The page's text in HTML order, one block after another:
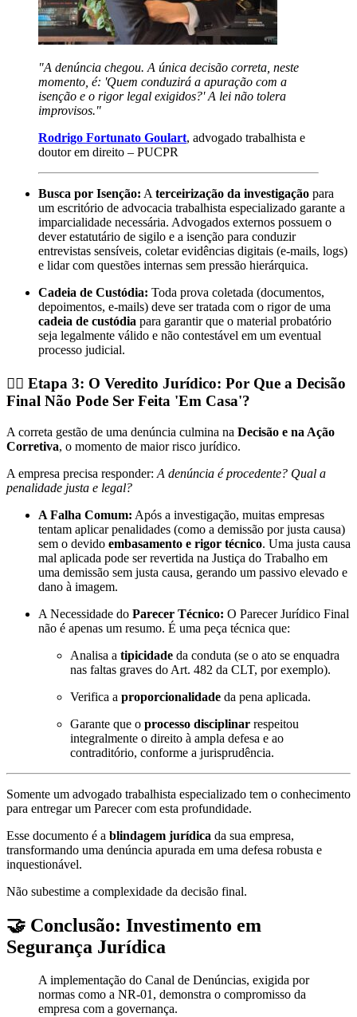
"A denúncia chegou. A única decisão correta, neste
momento, é: 'Quem conduzirá a apuração com a
isenção e o rigor legal exigidos?' A lei não tolera
improvisos."
Rodrigo Fortunato Goulart, advogado trabalhista e
doutor em direito – PUCPR
Busca por Isenção: A terceirização da investigação para
um escritório de advocacia trabalhista especializado garante a
imparcialidade necessária. Advogados externos possuem o
dever estatutário de sigilo e a isenção para conduzir
entrevistas sensíveis, coletar evidências digitais (e-mails, logs)
e lidar com questões internas sem pressão hierárquica.
Cadeia de Custódia: Toda prova coletada (documentos,
depoimentos, e-mails) deve ser tratada com o rigor de uma
cadeia de custódia para garantir que o material probatório
seja legalmente válido e não contestável em um eventual
processo judicial.
👩‍⚖️ Etapa 3: O Veredito Jurídico: Por Que a Decisão
Final Não Pode Ser Feita 'Em Casa'?
A correta gestão de uma denúncia culmina na Decisão e na Ação
Corretiva, o momento de maior risco jurídico.
A empresa precisa responder: A denúncia é procedente? Qual a
penalidade justa e legal?
A Falha Comum: Após a investigação, muitas empresas
tentam aplicar penalidades (como a demissão por justa causa)
sem o devido embasamento e rigor técnico. Uma justa causa
mal aplicada pode ser revertida na Justiça do Trabalho em
uma demissão sem justa causa, gerando um passivo elevado e
dano à imagem.
A Necessidade do Parecer Técnico: O Parecer Jurídico Final
não é apenas um resumo. É uma peça técnica que:
Analisa a tipicidade da conduta (se o ato se enquadra
nas faltas graves do Art. 482 da CLT, por exemplo).
Verifica a proporcionalidade da pena aplicada.
Garante que o processo disciplinar respeitou
integralmente o direito à ampla defesa e ao
contraditório, conforme a jurisprudência.
Somente um advogado trabalhista especializado tem o conhecimento
para entregar um Parecer com esta profundidade.
Esse documento é a blindagem jurídica da sua empresa,
transformando uma denúncia apurada em uma defesa robusta e
inquestionável.
Não subestime a complexidade da decisão final.
🤝 Conclusão: Investimento em
Segurança Jurídica
A implementação do Canal de Denúncias, exigida por
normas como a NR-01, demonstra o compromisso da
empresa com a governança.